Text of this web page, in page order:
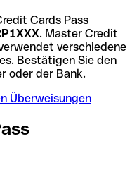
Cards Pass
. Master Credit
verschiedene
Bestätigen Sie den
oder der Bank.
Überweisungen